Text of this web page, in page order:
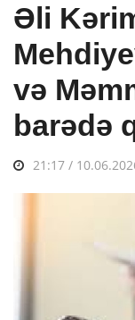
Əli
və
barədə
21:17 /